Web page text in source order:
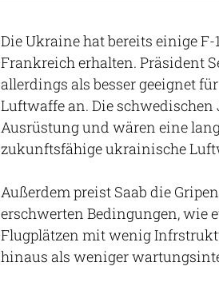
Die Ukraine hat bereits einige
Frankreich erhalten. Präsident
allerdings als besser geeignet
Luftwaffe an. Die
Ausrüstung und wären eine
zukunftsfähige ukrainische
Außerdem preist Saab die
erschwerten Bedingungen, wie
Flugplätzen mit wenig
hinaus als weniger